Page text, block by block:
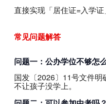
直接实现「居住证=入学
常见问题解答
问题一：公办学位不够怎
国发〔2026〕11号文件
不让孩子没学上。